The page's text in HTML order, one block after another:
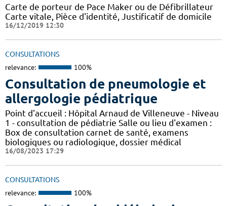
Carte de porteur de Pace Maker ou de Défibrillateur
Carte vitale, Pièce d'identité, Justificatif de domicile
16/12/2019 12:30
CONSULTATIONS
relevance: 100%
Consultation de pneumologie et
allergologie pédiatrique
Point d'accueil : Hôpital Arnaud de Villeneuve - Niveau
1 - consultation de pédiatrie Salle ou lieu d'examen :
Box de consultation carnet de santé, examens
biologiques ou radiologique, dossier médical
16/08/2023 17:29
CONSULTATIONS
relevance: 100%